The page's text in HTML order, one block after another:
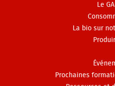
Le
La bio sur
Prochaines